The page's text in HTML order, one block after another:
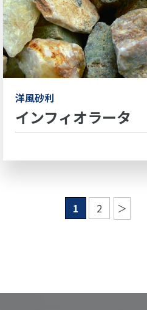
洋風砂利
インフィオラータ
1 2 ＞